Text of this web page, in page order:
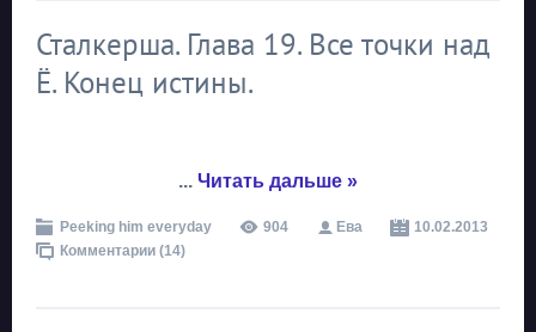
Сталкерша. Глава 19. Все точки над
Ё. Конец истины.
... Читать дальше »
Peeking him everyday 904 Ева
10.02.2013
Комментарии (14)